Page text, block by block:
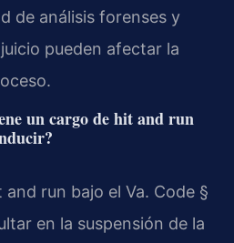
de análisis forenses y
pueden afectar la
un cargo de hit and run
run bajo el Va. Code §
en la suspensión de la